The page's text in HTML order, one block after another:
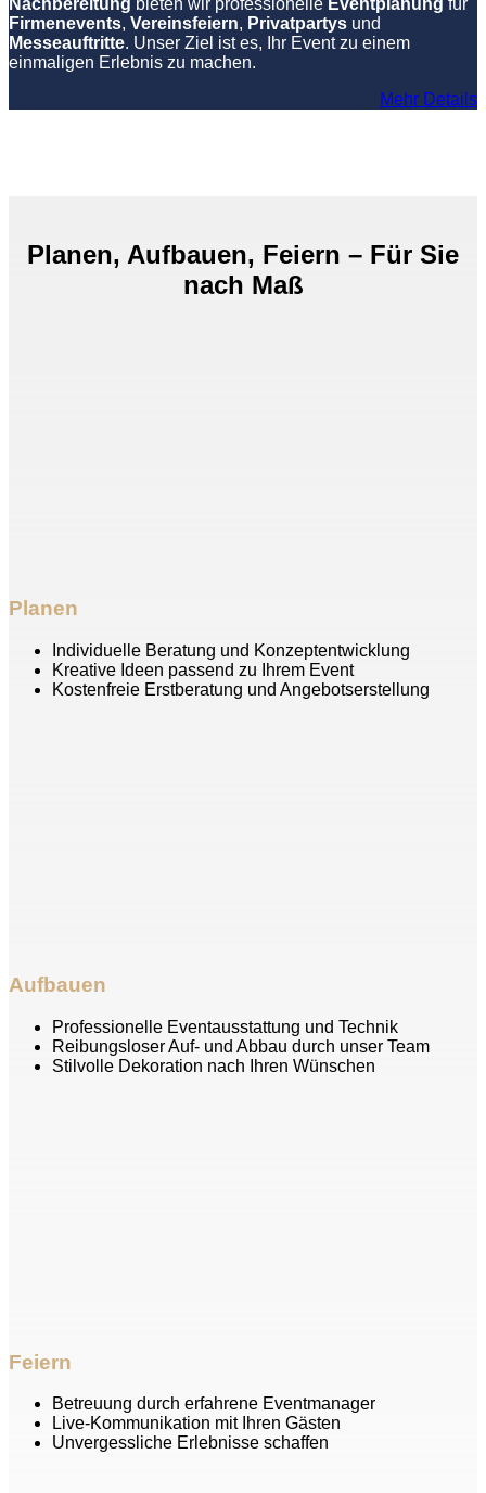
Nachbereitung bieten wir professionelle Eventplanung für
Firmenevents, Vereinsfeiern, Privatpartys und
Messeauftritte. Unser Ziel ist es, Ihr Event zu einem
einmaligen Erlebnis zu machen.
Mehr Details
Planen, Aufbauen, Feiern – Für Sie
nach Maß
Planen
Individuelle Beratung und Konzeptentwicklung
Kreative Ideen passend zu Ihrem Event
Kostenfreie Erstberatung und Angebotserstellung
Aufbauen
Professionelle Eventausstattung und Technik
Reibungsloser Auf- und Abbau durch unser Team
Stilvolle Dekoration nach Ihren Wünschen
Feiern
Betreuung durch erfahrene Eventmanager
Live-Kommunikation mit Ihren Gästen
Unvergessliche Erlebnisse schaffen